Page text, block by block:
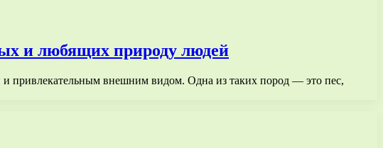
и любящих природу людей
и привлекательным внешним видом. Одна из таких пород — это пес,